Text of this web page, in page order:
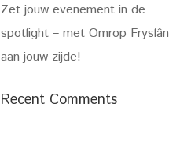
Zet jouw evenement in de
spotlight – met Omrop Fryslân
aan jouw zijde!
Recent Comments